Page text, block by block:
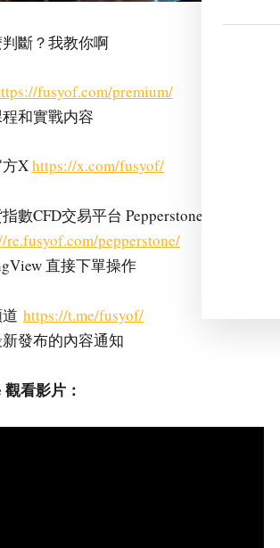
斷？我教你啊
fusyof.com/premium/
和實戰内容
Xhttps://x.com/fusyof/
數CFD交易平台 Pepperstone 激石
re.fusyof.com/pepperstone/
直接下單操作
https://t.me/fusyof/
發布的內容通知
看影片：